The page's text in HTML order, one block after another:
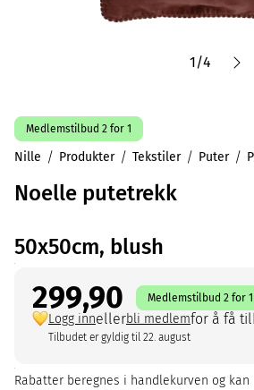
1/4
Medlemstilbud 2 for 1
Nille Produkter Tekstiler Puter
Noelle putetrekk
50x50cm, blush
299,90 Medlemstilbud 2 for 1
Logg innellerbli medlemfor å få
Tilbudet er gyldig til 22. august
Rabatter beregnes i handlekurven og